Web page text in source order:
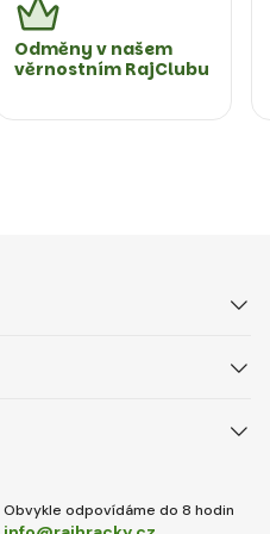
Odměny v našem
věrnostním RajClubu
Obvykle odpovídáme do 8 hodin